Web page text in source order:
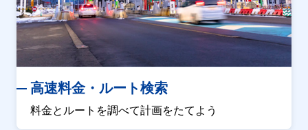
高速料金・ルート検索
料金とルートを調べて計画をたてよう